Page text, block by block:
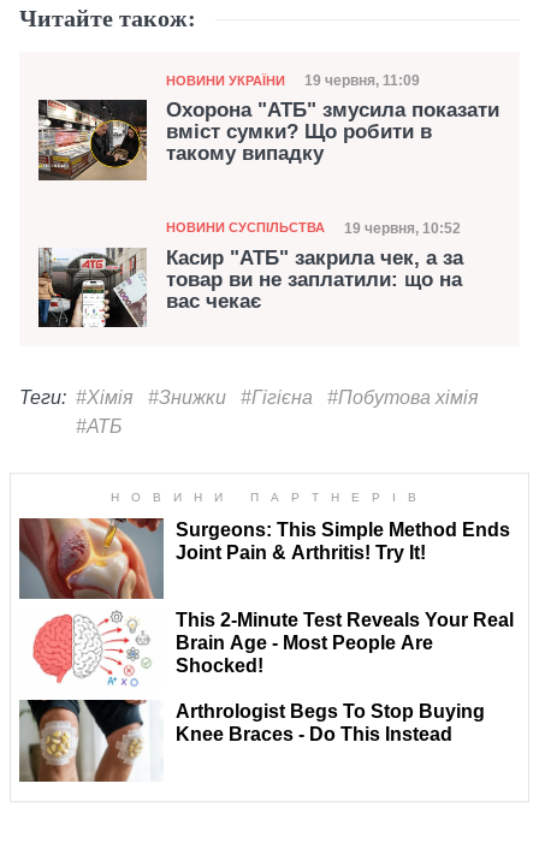
Читайте також:
Категорія
НОВИНИ УКРАЇНИ Дата публікації
19 червня, 11:09
Охорона "АТБ" змусила показати
вміст сумки? Що робити в
такому випадку
Категорія
НОВИНИ СУСПІЛЬСТВА Дата публікації
19 червня, 10:52
Касир "АТБ" закрила чек, а за
товар ви не заплатили: що на
вас чекає
Теги: #Хімія #Знижки #Гігієна
#Побутова хімія
#АТБ